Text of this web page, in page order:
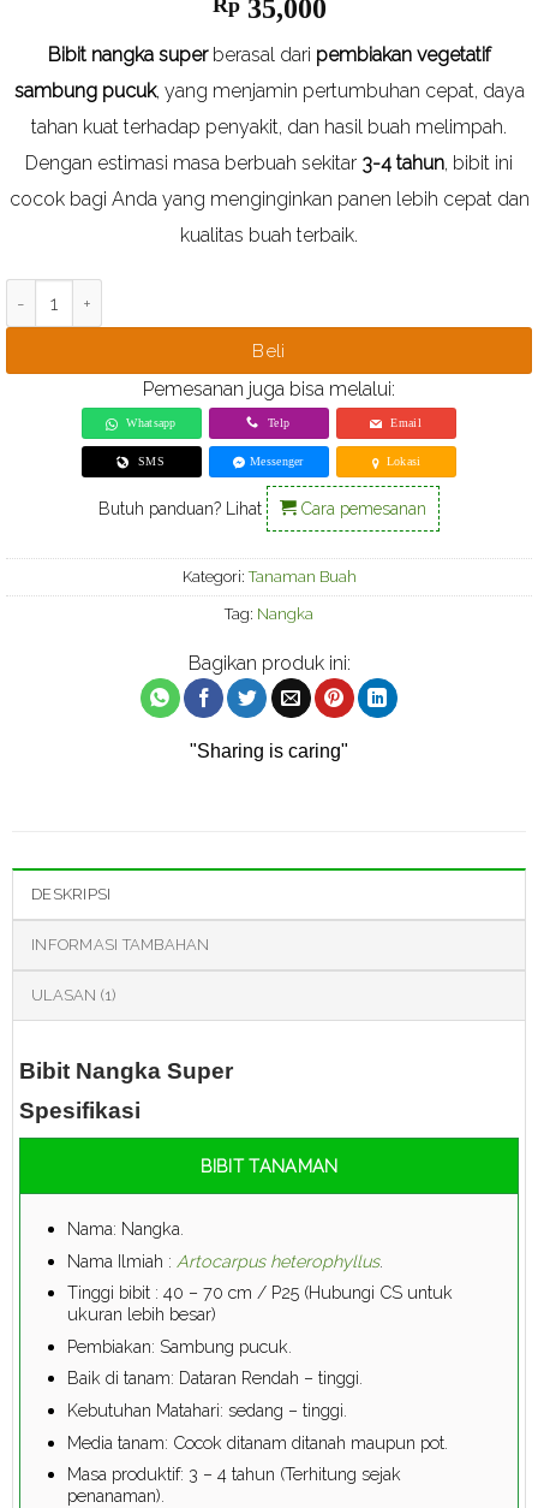
5
ulasan
Rp35,000
Bibit nangka super berasal dari pembiakan vegetatif
sambung pucuk, yang menjamin pertumbuhan cepat, daya
tahan kuat terhadap penyakit, dan hasil buah melimpah.
Dengan estimasi masa berbuah sekitar 3-4 tahun, bibit ini
cocok bagi Anda yang menginginkan panen lebih cepat dan
kualitas buah terbaik.
Beli
Pemesanan juga bisa melalui:
Whatsapp Telp Email
SMS Messenger Lokasi
Butuh panduan? Lihat Cara pemesanan
Kategori:Tanaman Buah
Tag: Nangka
Bagikan produk ini:
"Sharing is caring"
DESKRIPSI
INFORMASI TAMBAHAN
ULASAN (1)
Bibit Nangka Super
Spesifikasi
BIBIT TANAMAN
Nama: Nangka.
Nama Ilmiah : Artocarpus heterophyllus.
Tinggi bibit : 40 – 70 cm / P25 (Hubungi CS untuk
ukuran lebih besar)
Pembiakan: Sambung pucuk.
Baik di tanam: Dataran Rendah – tinggi.
Kebutuhan Matahari: sedang – tinggi.
Media tanam: Cocok ditanam ditanah maupun pot.
Masa produktif: 3 – 4 tahun (Terhitung sejak
penanaman).